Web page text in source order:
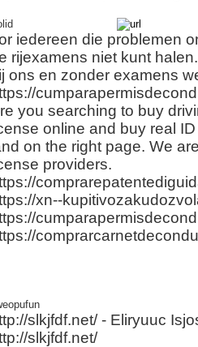
iedereen die problemen
rijexamens niet kunt halen.
ons en zonder examens
you searching to buy
online and buy real
on the right page. We
providers.
xn--
slkjfdf.net/ - Eliryuuc
slkjfdf.net/